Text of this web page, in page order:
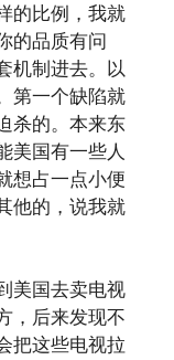
的比例，我就
的品质有问
机制进去。以
第一个缺陷就
杀的。本来东
美国有一些人
想占一点小便
他的，说我就
美国去卖电视
，后来发现不
把这些电视拉